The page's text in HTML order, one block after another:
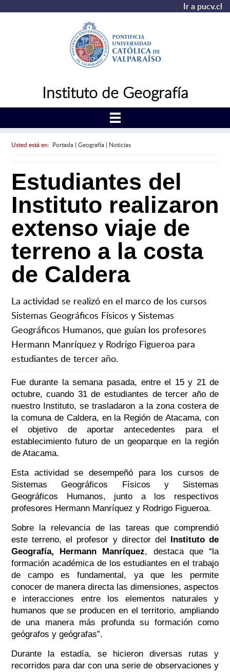
Ir a pucv.cl
Instituto de Geografía
Usted está en: Portada| Geografía| Noticias
Estudiantes del
Instituto realizaron
extenso viaje de
terreno a la costa
de Caldera
La actividad se realizó en el marco de los cursos
Sistemas Geográficos Físicos y Sistemas
Geográficos Humanos, que guían los profesores
Hermann Manríquez y Rodrigo Figueroa para
estudiantes de tercer año.
Fue durante la semana pasada, entre el 15 y 21 de
octubre, cuando 31 de estudiantes de tercer año de
nuestro Instituto, se trasladaron a la zona costera de
la comuna de Caldera, en la Región de Atacama, con
el objetivo de aportar antecedentes para el
establecimiento futuro de un geoparque en la región
de Atacama.
Esta actividad se desempeñó para los cursos de
Sistemas Geográficos Físicos y Sistemas
Geográficos Humanos, junto a los respectivos
profesores Hermann Manríquez y Rodrigo Figueroa.
Sobre la relevancia de las tareas que comprendió
este terreno, el profesor y director del
Instituto de
Geografía, Hermann Manríquez, destaca que “la
formación académica de los estudiantes en el trabajo
de campo es fundamental, ya que les permite
conocer de manera directa las dimensiones, aspectos
e interacciones entre los elementos naturales y
humanos que se producen en el territorio, ampliando
de una manera más profunda su formación como
geógrafos y geógrafas”.
Durante la estadía, se hicieron diversas rutas y
recorridos para dar con una serie de observaciones y